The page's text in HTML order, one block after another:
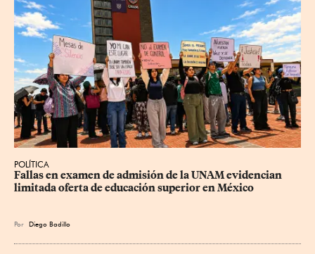
POLÍTICA
Fallas en examen de admisión de la UNAM evidencian
limitada oferta de educación superior en México
Por Diego Badillo